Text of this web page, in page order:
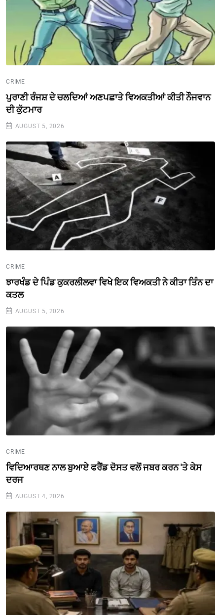
CRIME
ਪੁਰਾਣੀ ਰੰਜਸ਼ ਦੇ ਚਲਦਿਆਂ ਅਣਪਛਾਤੇ ਵਿਅਕਤੀਆਂ ਕੀਤੀ ਨੌੌਜਵਾਨ
ਦੀ ਕੁੱਟਮਾਰ
AUGUST 5, 2026
CRIME
ਝਾਰਖੰਡ ਦੇ ਪਿੰਡ ਕੁਕਰਲੀਲਵਾ ਵਿਖੇ ਇਕ ਵਿਅਕਤੀ ਨੇ ਕੀਤਾ ਤਿੰਨ ਦਾ
ਕਤਲ
AUGUST 5, 2026
CRIME
ਵਿਦਿਆਰਥਣ ਨਾਲ ਬੁਆਏ ਫਰੈਂਡ ਦੋਸਤ ਵਲੋਂ ਜਬਰ ਕਰਨ 'ਤੇ ਕੇਸ
ਦਰਜ
AUGUST 4, 2026